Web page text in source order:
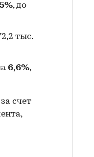
, до
тыс.
6,6%,
счет